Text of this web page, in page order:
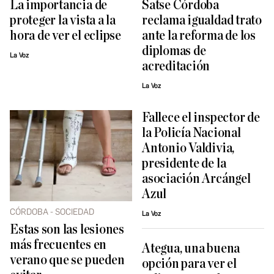
La importancia de
proteger la vista a la
hora de ver el eclipse
La Voz
Satse Córdoba
reclama igualdad trato
ante la reforma de los
diplomas de
acreditación
La Voz
CÓRDOBA - SOCIEDAD
Estas son las lesiones
más frecuentes en
verano que se pueden
Fallece el inspector de
la Policía Nacional
Antonio Valdivia,
presidente de la
asociación Arcángel
Azul
La Voz
Ategua, una buena
opción para ver el